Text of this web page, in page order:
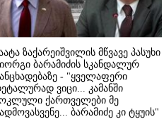
ენამ
11:13 / 05-08-2026
Hisense
"ინოვაციები
მსოფლიო
ზაქარეიშვილის მწვავე პასუხი
ბარამიძის სკანდალურ
- "ყველაფერი
ვიცი... კამანში
ქართველები მე
ბარამიძე კი ტყუის"